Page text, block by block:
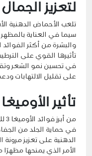
لتعزيز
تلعب الأحماض الدهنية
والبشرة من أكثر الفوائد
تأثيرها القوي على
في تحسين نمو الشعر
على تقليل الالتهابات
تأثير الأوميغا 3 على نضارة البشرة
من أبرز فوائد الأوميغا 3 للشعر والبشرة
في حماية الجلد من
الدهنية على تعزيز مرونة
الأمر الذي يمنحها